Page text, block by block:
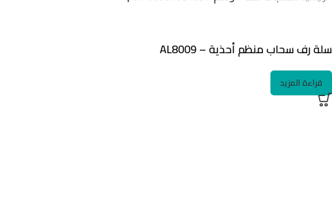
سلة رف سحاب منظم أحذية – AL8009
قراءة المزيد